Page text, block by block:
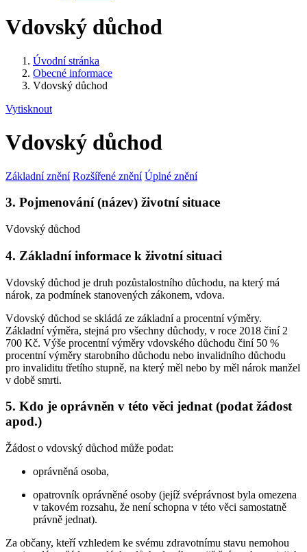
Vdovský důchod
Úvodní stránka
Obecné informace
Vdovský důchod
Vytisknout
Vdovský důchod
Základní znění Rozšířené znění Úplné znění
3. Pojmenování (název) životní situace
Vdovský důchod
4. Základní informace k životní situaci
Vdovský důchod je druh pozůstalostního důchodu, na který má
nárok, za podmínek stanovených zákonem, vdova.
Vdovský důchod se skládá ze základní a procentní výměry.
Základní výměra, stejná pro všechny důchody, v roce 2018 činí 2
700 Kč. Výše procentní výměry vdovského důchodu činí 50 %
procentní výměry starobního důchodu nebo invalidního důchodu
pro invaliditu třetího stupně, na který měl nebo by měl nárok manžel
v době smrti.
5. Kdo je oprávněn v této věci jednat (podat žádost
apod.)
Žádost o vdovský důchod může podat:
oprávněná osoba,
opatrovník oprávněné osoby (jejíž svéprávnost byla omezena
v takovém rozsahu, že není schopna v této věci samostatně
právně jednat).
Za občany, kteří vzhledem ke svému zdravotnímu stavu nemohou